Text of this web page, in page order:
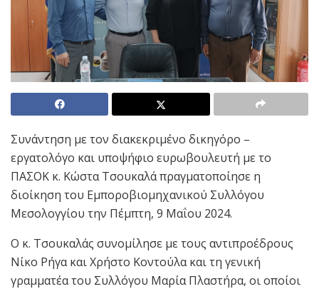
Συνάντηση με τον διακεκριμένο δικηγόρο –
εργατολόγο και υποψήφιο ευρωβουλευτή με το
ΠΑΣΟΚ κ. Κώστα Τσουκαλά πραγματοποίησε η
διοίκηση του Εμποροβιομηχανικού Συλλόγου
Μεσολογγίου την Πέμπτη, 9 Μαΐου 2024.
Ο κ. Τσουκαλάς συνομίλησε με τους αντιπροέδρους
Νίκο Ρήγα και Χρήστο Κοντούλα και τη γενική
γραμματέα του Συλλόγου Μαρία Πλαστήρα, οι οποίοι